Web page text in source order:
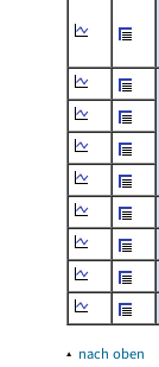
▴ nach oben